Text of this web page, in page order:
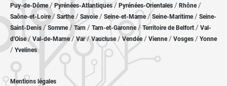
Puy-de-Dôme/ Pyrénées-Atlantiques / Pyrénées-Orientales / Rhône/
Saône-et-Loire/ Sarthe/ Savoie/ Seine-et-Marne/ Seine-Maritime/ Seine-
Saint-Denis /Somme/ Tarn / Tarn-et-Garonne/Territoire de Belfort / Val-
d'Oise/ Val-de-Marne/Var/Vaucluse/ Vendée/ Vienne/ Vosges / Yonne
/ Yvelines
Mentions légales